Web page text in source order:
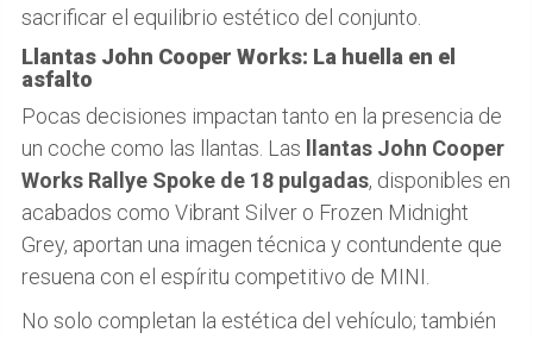
sacrificar el equilibrio estético del conjunto.
Llantas John Cooper Works: La huella en el
asfalto
Pocas decisiones impactan tanto en la presencia de
un coche como las llantas. Las
llantas John Cooper
Works Rallye Spoke de 18 pulgadas, disponibles en
acabados como Vibrant Silver o Frozen Midnight
Grey, aportan una imagen técnica y contundente que
resuena con el espíritu competitivo de MINI.
No solo completan la estética del vehículo; también